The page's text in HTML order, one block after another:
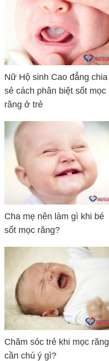
Nữ Hộ sinh Cao đẳng chia
sẻ cách phân biệt sốt mọc
răng ở trẻ
Cha mẹ nên làm gì khi bé
sốt mọc răng?
Chăm sóc trẻ khi mọc răng
cần chú ý gì?